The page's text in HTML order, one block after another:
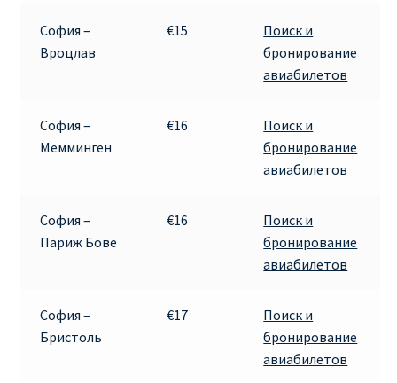
ДЕШЕВЫЕ АВИАБИЛЕТЫ В ЛОНДОН
ДЕШЕВЫЕ АВИАБИЛЕТЫ В ПАРИЖ
ИНФОРМАЦИЯ ДЛЯ ПАССАЖИРОВ
ЗАДЕРЖКА, ОТМЕНА, ПЕРЕНОС РЕЙСОВ RYANAIR
София –
Вроцлав
€15
Поиск и
бронирование
авиабилетов
София –
Мемминген
€16
Поиск и
бронирование
авиабилетов
София –
Париж Бове
€16
Поиск и
бронирование
авиабилетов
София –
Бристоль
€17
Поиск и
бронирование
авиабилетов